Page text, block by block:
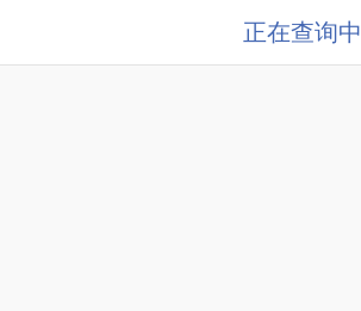
正在查询中